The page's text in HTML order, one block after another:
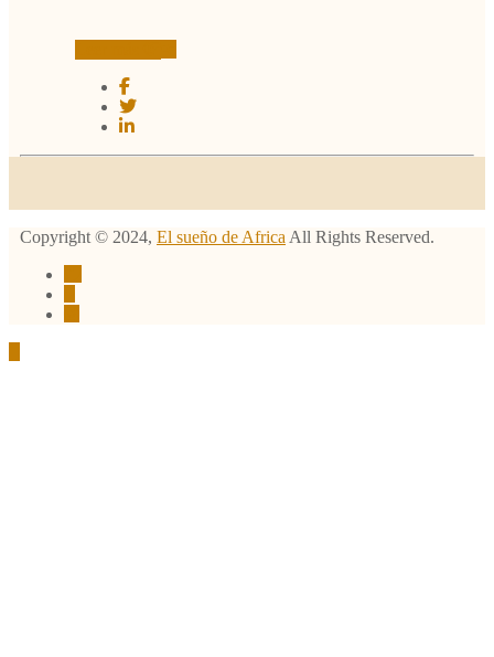
Copyright © 2024, El sueño de Africa All Rights Reserved.